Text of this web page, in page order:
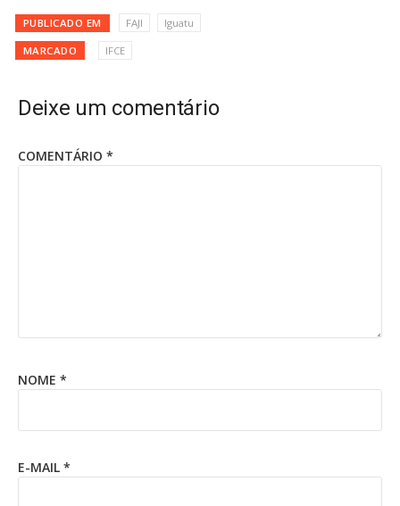
PUBLICADO EM FAJI Iguatu
MARCADO IFCE
Deixe um comentário
COMENTÁRIO *
NOME *
E-MAIL *